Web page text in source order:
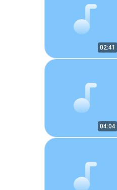
02:41
04:04